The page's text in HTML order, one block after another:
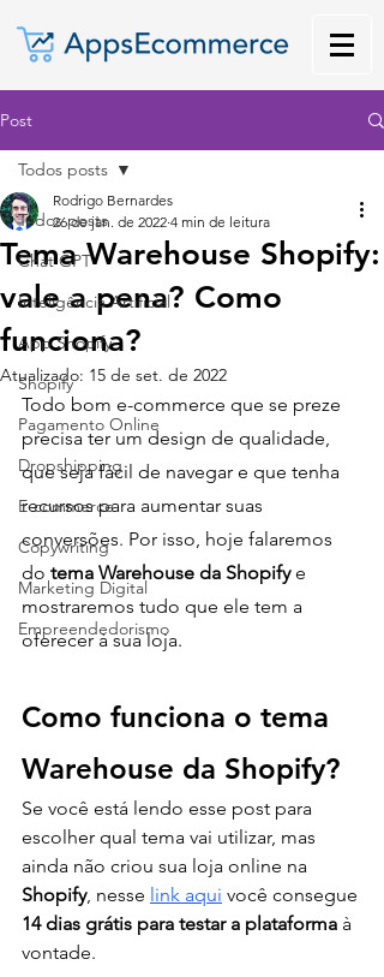
Post
Todos posts
Chat GPT
Inteligência Artificial
App Shopify
Shopify
Pagamento Online
Dropshipping
E-commerce
Copywriting
Marketing Digital
Empreendedorismo
Todos posts
Tema Warehouse Shopify:
vale a pena? Como
funciona?
Rodrigo Bernardes
26 de jan. de 2022 4 min de leitura
Atualizado: 15 de set. de 2022
Todo bom e-commerce que se preze
precisa ter um design de qualidade,
que seja fácil de navegar e que tenha
recursos para aumentar suas
conversões. Por isso, hoje falaremos
do tema Warehouse da Shopify e
mostraremos tudo que ele tem a
oferecer à sua loja.
Como funciona o tema
Warehouse da Shopify?
Se você está lendo esse post para
escolher qual tema vai utilizar, mas
ainda não criou sua loja online na
Shopify, nesse link aqui você consegue
14 dias grátis para testar a plataforma à
vontade.